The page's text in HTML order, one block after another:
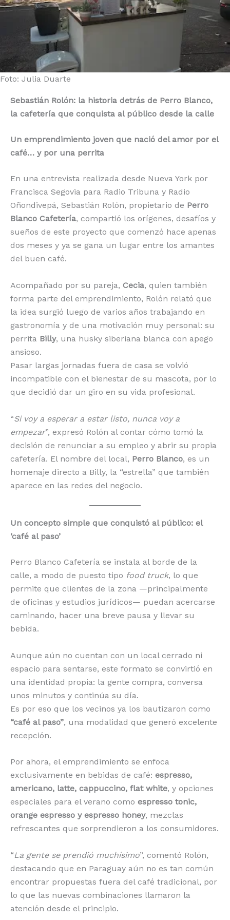
o
k
p
k r
Foto: Julia Duarte
Sebastián Rolón: la historia detrás de Perro Blanco,
la cafetería que conquista al público desde la calle
Un emprendimiento joven que nació del amor por el
café… y por una perrita
En una entrevista realizada desde Nueva York por
Francisca Segovia para Radio Tribuna y Radio
Oñondivepá, Sebastián Rolón, propietario de Perro
Blanco Cafetería, compartió los orígenes, desafíos y
sueños de este proyecto que comenzó hace apenas
dos meses y ya se gana un lugar entre los amantes
del buen café.
Acompañado por su pareja, Cecia, quien también
forma parte del emprendimiento, Rolón relató que
la idea surgió luego de varios años trabajando en
gastronomía y de una motivación muy personal: su
perrita Billy, una husky siberiana blanca con apego
ansioso.
Pasar largas jornadas fuera de casa se volvió
incompatible con el bienestar de su mascota, por lo
que decidió dar un giro en su vida profesional.
“Si voy a esperar a estar listo, nunca voy a
empezar”, expresó Rolón al contar cómo tomó la
decisión de renunciar a su empleo y abrir su propia
cafetería. El nombre del local, Perro Blanco, es un
homenaje directo a Billy, la “estrella” que también
aparece en las redes del negocio.
Un concepto simple que conquistó al público: el
‘café al paso’
Perro Blanco Cafetería se instala al borde de la
calle, a modo de puesto tipo food truck, lo que
permite que clientes de la zona —principalmente
de oficinas y estudios jurídicos— puedan acercarse
caminando, hacer una breve pausa y llevar su
bebida.
Aunque aún no cuentan con un local cerrado ni
espacio para sentarse, este formato se convirtió en
una identidad propia: la gente compra, conversa
unos minutos y continúa su día.
Es por eso que los vecinos ya los bautizaron como
“café al paso”, una modalidad que generó excelente
recepción.
Por ahora, el emprendimiento se enfoca
exclusivamente en bebidas de café: espresso,
americano, latte, cappuccino, flat white, y opciones
especiales para el verano como espresso tonic,
orange espresso y espresso honey, mezclas
refrescantes que sorprendieron a los consumidores.
“La gente se prendió muchísimo”, comentó Rolón,
destacando que en Paraguay aún no es tan común
encontrar propuestas fuera del café tradicional, por
lo que las nuevas combinaciones llamaron la
atención desde el principio.